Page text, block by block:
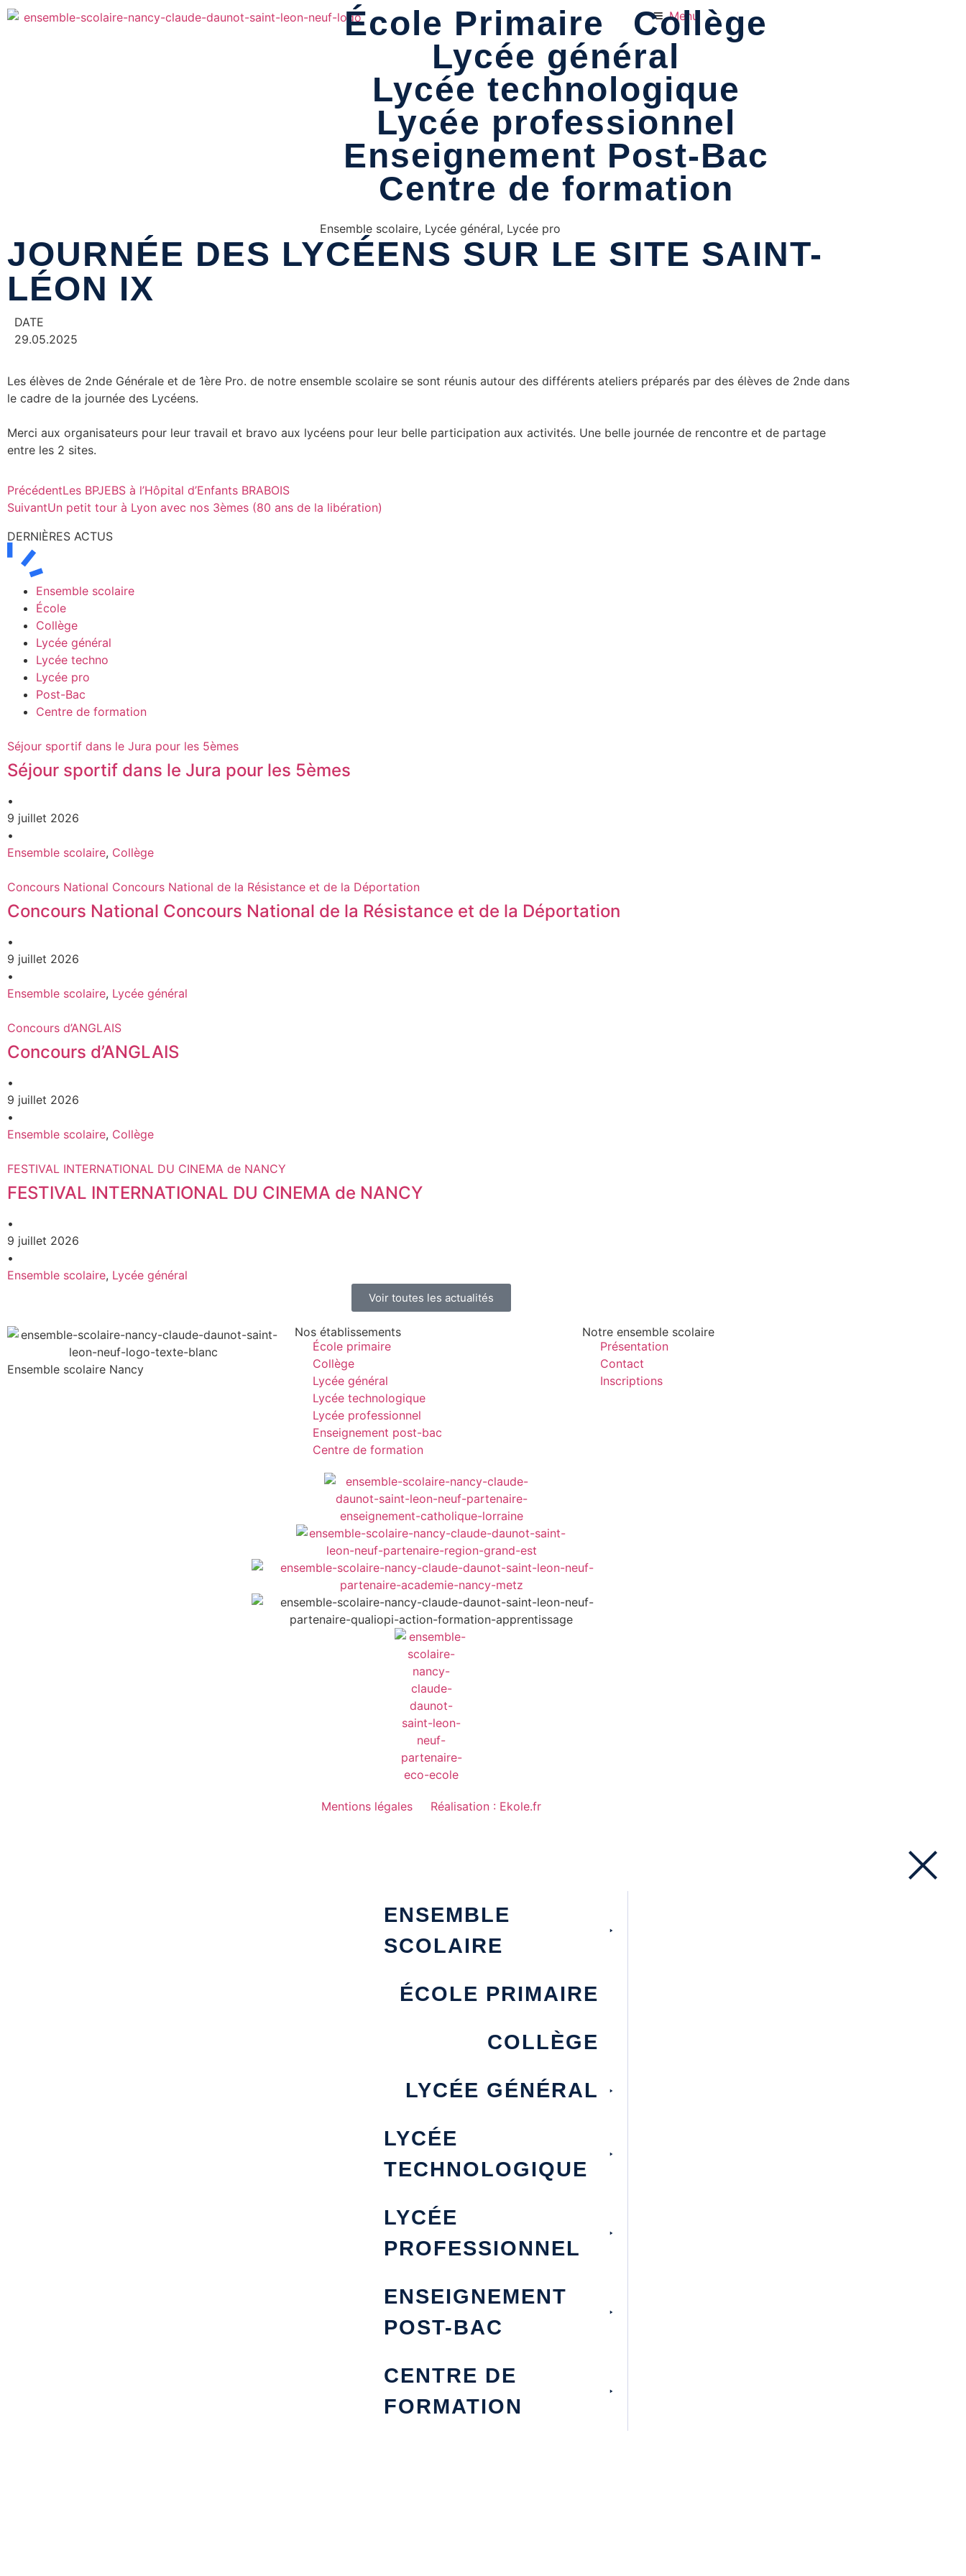
École Primaire
Collège
Lycée général
Lycée technologique
Lycée professionnel
Enseignement Post-Bac
Centre de formation
Menu
Ensemble scolaire, Lycée général, Lycée pro
JOURNÉE DES LYCÉENS SUR LE SITE SAINT-
LÉON IX
DATE
29.05.2025
Les élèves de 2nde Générale et de 1ère Pro. de notre ensemble scolaire se sont réunis autour des différents ateliers préparés par des élèves de 2nde dans
le cadre de la journée des Lycéens.
Merci aux organisateurs pour leur travail et bravo aux lycéens pour leur belle participation aux activités. Une belle journée de rencontre et de partage
entre les 2 sites.
PrécédentLes BPJEBS à l’Hôpital d’Enfants BRABOIS
SuivantUn petit tour à Lyon avec nos 3èmes (80 ans de la libération)
DERNIÈRES ACTUS
Ensemble scolaire
École
Collège
Lycée général
Lycée techno
Lycée pro
Post-Bac
Centre de formation
Séjour sportif dans le Jura pour les 5èmes
Séjour sportif dans le Jura pour les 5èmes
•
9 juillet 2026
•
Ensemble scolaire, Collège
Concours National Concours National de la Résistance et de la Déportation
Concours National Concours National de la Résistance et de la Déportation
•
9 juillet 2026
•
Ensemble scolaire, Lycée général
Concours d’ANGLAIS
Concours d’ANGLAIS
•
9 juillet 2026
•
Ensemble scolaire, Collège
FESTIVAL INTERNATIONAL DU CINEMA de NANCY
FESTIVAL INTERNATIONAL DU CINEMA de NANCY
•
9 juillet 2026
•
Ensemble scolaire, Lycée général
Voir toutes les actualités
Ensemble scolaire Nancy
Nos établissements
École primaire
Collège
Lycée général
Lycée technologique
Lycée professionnel
Enseignement post-bac
Centre de formation
Notre ensemble scolaire
Présentation
Contact
Inscriptions
Mentions légales Réalisation : Ekole.fr
ENSEMBLE
SCOLAIRE
ÉCOLE PRIMAIRE
COLLÈGE
LYCÉE GÉNÉRAL
LYCÉE
TECHNOLOGIQUE
LYCÉE
PROFESSIONNEL
ENSEIGNEMENT
POST-BAC
CENTRE DE
FORMATION